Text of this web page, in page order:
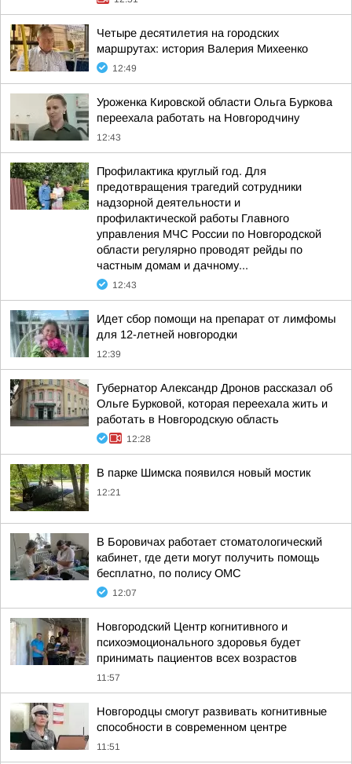
Четыре десятилетия на городских
маршрутах: история Валерия Михеенко
12:49
Уроженка Кировской области Ольга Буркова
переехала работать на Новгородчину
12:43
Профилактика круглый год. Для
предотвращения трагедий сотрудники
надзорной деятельности и
профилактической работы Главного
управления МЧС России по Новгородской
области регулярно проводят рейды по
частным домам и дачному...
12:43
Идет сбор помощи на препарат от лимфомы
для 12-летней новгородки
12:39
Губернатор Александр Дронов рассказал об
Ольге Бурковой, которая переехала жить и
работать в Новгородскую область
12:28
В парке Шимска появился новый мостик
12:21
В Боровичах работает стоматологический
кабинет, где дети могут получить помощь
бесплатно, по полису ОМС
12:07
Новгородский Центр когнитивного и
психоэмоционального здоровья будет
принимать пациентов всех возрастов
11:57
Новгородцы смогут развивать когнитивные
способности в современном центре
11:51